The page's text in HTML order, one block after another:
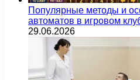
Популярные методы и
автоматов в игровом
29.06.2026